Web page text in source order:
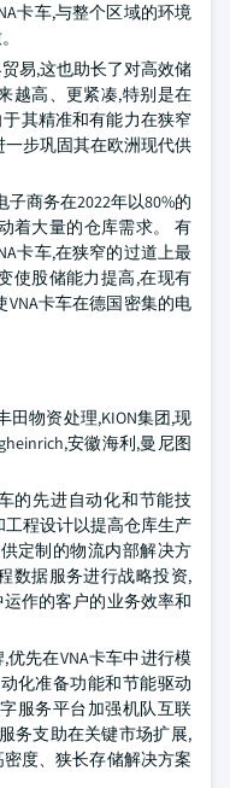
卡车,与整个区域的环境
易,这也助长了对高效储
越高、更紧凑,特别是在
其精准和有能力在狭窄
步巩固其在欧洲现代供
商务在2022年以80%的
着大量的仓库需求。 有
卡车,在狭窄的过道上最
使股储能力提高,在现有
卡车在德国密集的电
田物资处理,KION集团,现
安徽海利,曼尼图
的先进自动化和节能技
程设计以提高仓库生产
定制的物流内部解决方
数据服务进行战略投资,
作的客户的业务效率和
先在VNA卡车中进行模
化准备功能和节能驱动
服务平台加强机队互联
务支助在关键市场扩展,
度、狭长存储解决方案